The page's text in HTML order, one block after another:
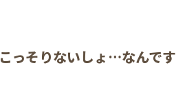
こっそりないしょ…なんです